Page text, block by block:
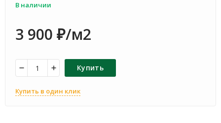
В наличии
3 900 ₽/м2
Купить
Купить в один клик